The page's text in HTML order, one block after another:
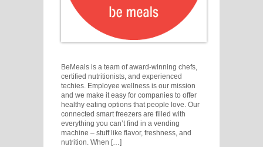
BeMeals is a team of award-winning chefs,
certified nutritionists, and experienced
techies. Employee wellness is our mission
and we make it easy for companies to offer
healthy eating options that people love. Our
connected smart freezers are filled with
everything you can’t find in a vending
machine – stuff like flavor, freshness, and
nutrition. When […]